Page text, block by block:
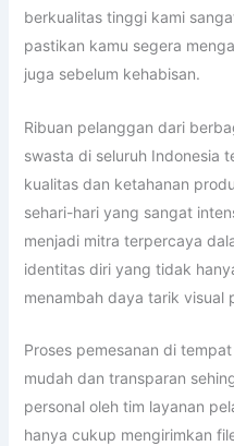
berkualitas tinggi kami
pastikan kamu segera
juga sebelum kehabisan.
Ribuan pelanggan dari
swasta di seluruh Indonesia
kualitas dan ketahanan
sehari-hari yang sangat
menjadi mitra terpercaya
identitas diri yang tidak
menambah daya tarik visual
Proses pemesanan di
mudah dan transparan
personal oleh tim layanan
hanya cukup mengirimkan